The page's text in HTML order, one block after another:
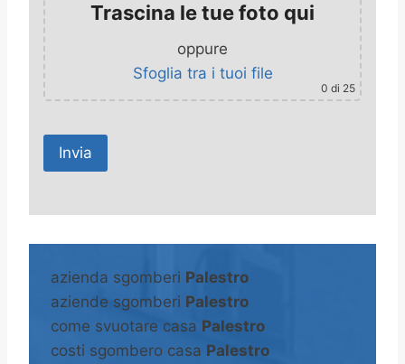
Trascina le tue foto qui
oppure
Sfoglia tra i tuoi file
0 di 25
A
e
n
a
azienda sgomberi Palestro
aziende sgomberi Palestro
come svuotare casa Palestro
costi sgombero casa Palestro